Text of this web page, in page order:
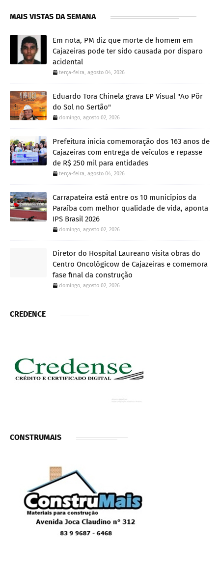
MAIS VISTAS DA SEMANA
Em nota, PM diz que morte de homem em
Cajazeiras pode ter sido causada por disparo
acidental
terça-feira, agosto 04, 2026
Eduardo Tora Chinela grava EP Visual "Ao Pôr
do Sol no Sertão"
domingo, agosto 02, 2026
Prefeitura inicia comemoração dos 163 anos de
Cajazeiras com entrega de veículos e repasse
de R$ 250 mil para entidades
terça-feira, agosto 04, 2026
Carrapateira está entre os 10 municípios da
Paraíba com melhor qualidade de vida, aponta
IPS Brasil 2026
domingo, agosto 02, 2026
Diretor do Hospital Laureano visita obras do
Centro Oncológicow de Cajazeiras e comemora
fase final da construção
domingo, agosto 02, 2026
CREDENCE
CONSTRUMAIS